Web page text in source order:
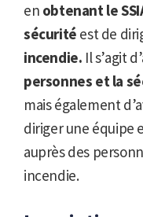
en obtenant le
sécurité est de
incendie. Il s’agit
personnes et la
mais également
diriger une équipe
auprès des
incendie.